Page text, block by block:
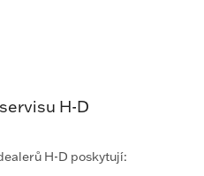
H-D
H-D poskytují: